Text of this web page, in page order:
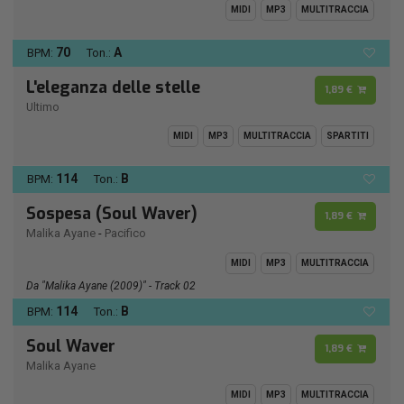
MIDI MP3 MULTITRACCIA
BPM: 70 Ton.: A
L'eleganza delle stelle
Ultimo
1,89 €
MIDI MP3 MULTITRACCIA SPARTITI
BPM: 114 Ton.: B
Sospesa (Soul Waver)
Malika Ayane - Pacifico
1,89 €
MIDI MP3 MULTITRACCIA
Da "Malika Ayane (2009)" - Track 02
BPM: 114 Ton.: B
Soul Waver
Malika Ayane
1,89 €
MIDI MP3 MULTITRACCIA